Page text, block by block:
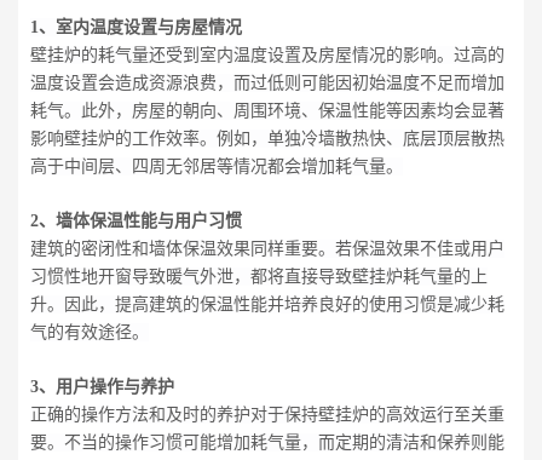
1、 室内温度设置与房屋情况
壁挂炉的耗气量还受到室内温度设置及房屋情况的影响。过高的
温度设置会造成资源浪费，而过低则可能因初始温度不足而增加
耗气。此外，房屋的朝向、周围环境、保温性能等因素均会显著
影响壁挂炉的工作效率。例如，单独冷墙散热快、底层顶层散热
高于中间层、四周无邻居等情况都会增加耗气量。
2、墙体保温性能与用户习惯
建筑的密闭性和墙体保温效果同样重要。若保温效果不佳或用户
习惯性地开窗导致暖气外泄，都将直接导致壁挂炉耗气量的上
升。因此，提高建筑的保温性能并培养良好的使用习惯是减少耗
气的有效途径。
3、用户操作与养护
正确的操作方法和及时的养护对于保持壁挂炉的高效运行至关重
要。不当的操作习惯可能增加耗气量，而定期的清洁和保养则能